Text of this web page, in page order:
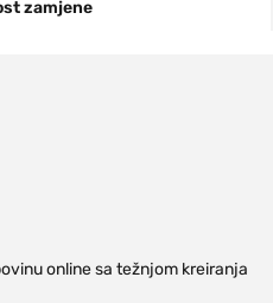
zamjene
online sa težnjom kreiranja